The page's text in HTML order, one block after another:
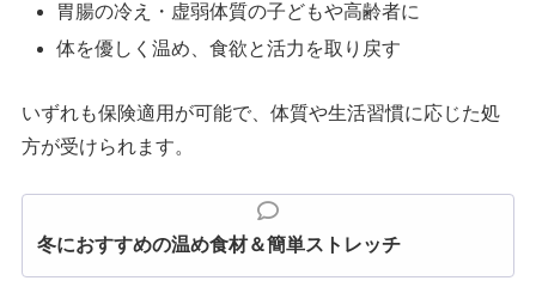
胃腸の冷え・虚弱体質の子どもや高齢者に
体を優しく温め、食欲と活力を取り戻す
いずれも保険適用が可能で、体質や生活習慣に応じた処
方が受けられます。
冬におすすめの温め食材＆簡単ストレッチ